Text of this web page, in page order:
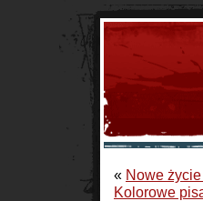
« Nowe
Kolorowe